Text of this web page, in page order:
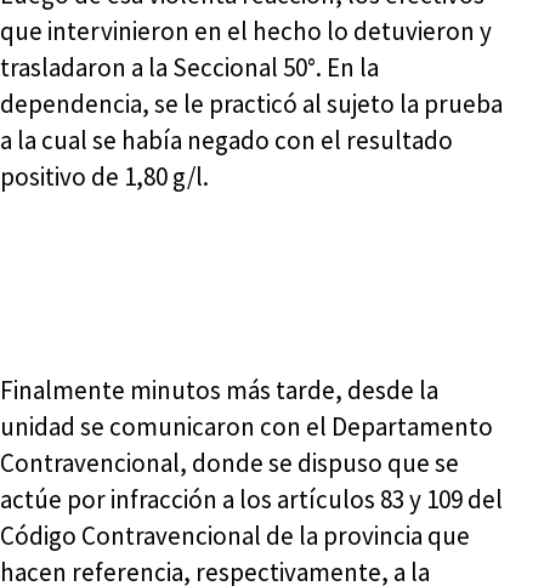
que intervinieron en el hecho lo detuvieron y
trasladaron a la Seccional 50°. En la
dependencia, se le practicó al sujeto la prueba
a la cual se había negado con el resultado
positivo de 1,80 g/l.
Finalmente minutos más tarde, desde la
unidad se comunicaron con el Departamento
Contravencional, donde se dispuso que se
actúe por infracción a los artículos 83 y 109 del
Código Contravencional de la provincia que
hacen referencia, respectivamente, a la